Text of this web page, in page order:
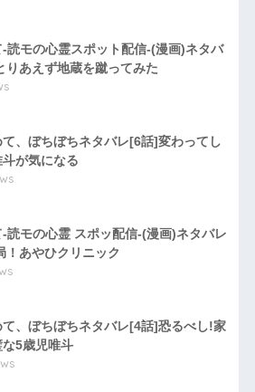
-読モの心霊スポット配信-(漫画)ネタバ
りあえず地蔵を蹴ってみた
、ぼちぼちネタバレ[6話]変わってし
斗が気になる
-読モの心霊 スポッ配信-(漫画)ネタバレ
！あやひクリニック
て、ぼちぼちネタバレ[4話]恐るべし!家
5歳児唯斗